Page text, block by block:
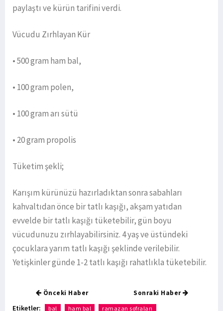
paylaştı ve kürün tarifini verdi.
Vücudu Zırhlayan Kür
• 500 gram ham bal,
• 100 gram polen,
• 100 gram arı sütü
• 20 gram propolis
Tüketim şekli;
Karışım kürünüzü hazırladıktan sonra sabahları
kahvaltıdan önce bir tatlı kaşığı, akşam yatıdan
evvelde bir tatlı kaşığı tüketebilir, gün boyu
vücudunuzu zırhlayabilirsiniz. 4 yaş ve üstündeki
çocuklara yarım tatlı kaşığı şeklinde verilebilir.
Yetişkinler günde 1-2 tatlı kaşığı rahatlıkla tüketebilir.
Önceki Haber Sonraki Haber
Etiketler: bal ham bal ramazan sofraları